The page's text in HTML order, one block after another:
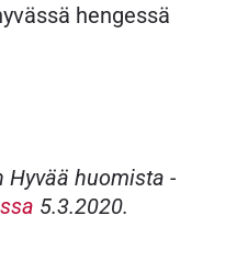
hengessä
huomista -
5.3.2020.